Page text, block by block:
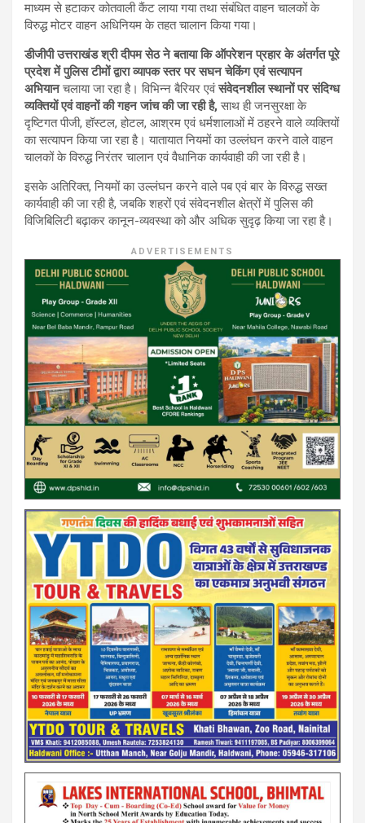
माध्यम से हटाकर कोतवाली कैंट लाया गया तथा संबंधित वाहन चालकों के
विरुद्ध मोटर वाहन अधिनियम के तहत चालान किया गया।
डीजीपी उत्तराखंड श्री दीपम सेठ ने बताया कि ऑपरेशन प्रहार के अंतर्गत पूरे
प्रदेश में पुलिस टीमों द्वारा व्यापक स्तर पर सघन चेकिंग एवं सत्यापन
अभियानचलाया जा रहा है। विभिन्न बैरियर एवंसंवेदनशील स्थानों पर संदिग्ध
व्यक्तियों एवं वाहनों की गहन जांच की जा रही है, साथ ही जनसुरक्षा के
दृष्टिगत पीजी, हॉस्टल, होटल, आश्रम एवं धर्मशालाओं में ठहरने वाले व्यक्तियों
का सत्यापन किया जा रहा है। यातायात नियमों का उल्लंघन करने वाले वाहन
चालकों के विरुद्ध निरंतर चालान एवं वैधानिक कार्यवाही की जा रही है।
इसके अतिरिक्त, नियमों का उल्लंघन करने वाले पब एवं बार के विरुद्ध सख्त
कार्यवाही की जा रही है, जबकि शहरों एवं संवेदनशील क्षेत्रों में पुलिस की
विजिबिलिटी बढ़ाकर कानून-व्यवस्था को और अधिक सुदृढ़ किया जा रहा है।
ADVERTISEMENTS